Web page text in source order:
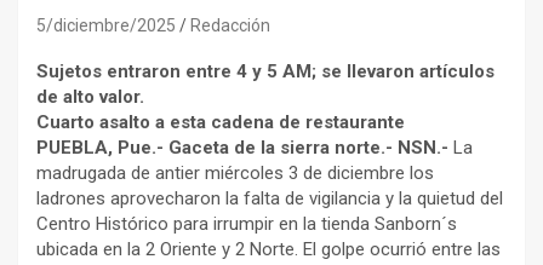
5/diciembre/2025 Redacción
Sujetos entraron entre 4 y 5 AM; se llevaron artículos
de alto valor.
Cuarto asalto a esta cadena de restaurante
PUEBLA, Pue.- Gaceta de la sierra norte.- NSN.- La
madrugada de antier miércoles 3 de diciembre los
ladrones aprovecharon la falta de vigilancia y la quietud del
Centro Histórico para irrumpir en la tienda Sanborn´s
ubicada en la 2 Oriente y 2 Norte. El golpe ocurrió entre las